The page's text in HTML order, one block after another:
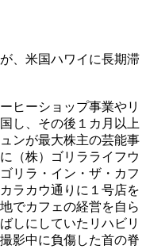
、米国ハワイに長期滞
ヒーショップ事業やリ
し、その後１カ月以上
ンが最大株主の芸能事
（株）ゴリラライフウ
リラ・イン・ザ・カフ
ラカウ通りに１号店を
でカフェの経営を自ら
しにしていたリハビリ
影中に負傷した首の脊